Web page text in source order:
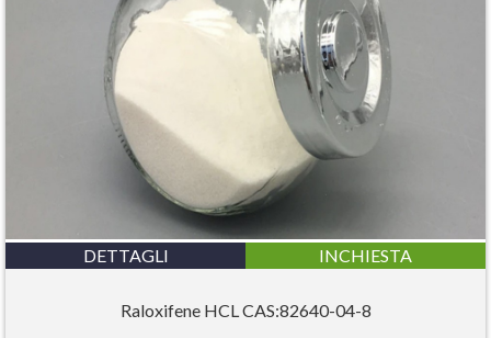
DETTAGLI INCHIESTA
Raloxifene HCL CAS:82640-04-8